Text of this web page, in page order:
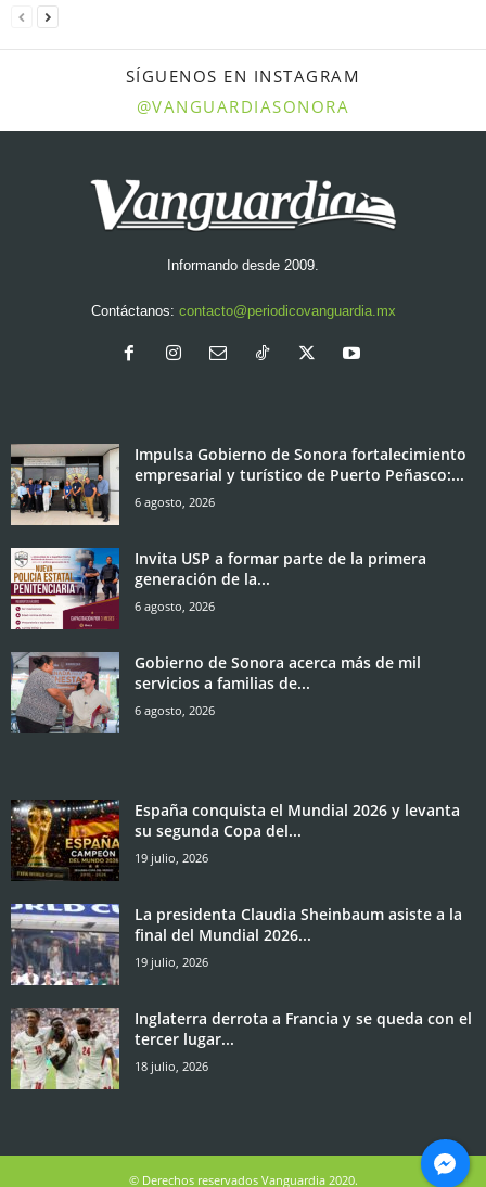
SÍGUENOS EN INSTAGRAM
@VANGUARDIASONORA
Informando desde 2009.
Contáctanos: contacto@periodicovanguardia.mx
Impulsa Gobierno de Sonora fortalecimiento
empresarial y turístico de Puerto Peñasco:...
6 agosto, 2026
Invita USP a formar parte de la primera
generación de la...
6 agosto, 2026
Gobierno de Sonora acerca más de mil
servicios a familias de...
6 agosto, 2026
España conquista el Mundial 2026 y levanta
su segunda Copa del...
19 julio, 2026
La presidenta Claudia Sheinbaum asiste a la
final del Mundial 2026...
19 julio, 2026
Inglaterra derrota a Francia y se queda con el
tercer lugar...
18 julio, 2026
© Derechos reservados Vanguardia 2020.